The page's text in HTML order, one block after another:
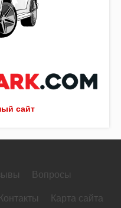
сайт
Вопросы
Контакты Карта сайта